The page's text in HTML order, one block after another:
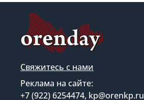
Свяжитесь с нами
Реклама на сайте:
+7 (922) 6254474, kp@orenkp.ru